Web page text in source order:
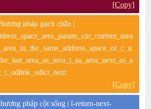
[Copy]
pháp gạch chân |
[Copy]
pháp cột sống | l-return-next-